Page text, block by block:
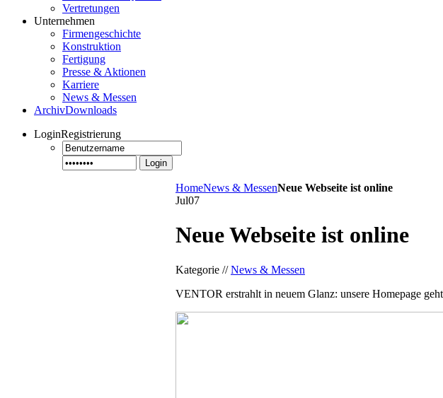
Vertretungen
Unternehmen
Firmengeschichte
Konstruktion
Fertigung
Presse & Aktionen
Karriere
News & Messen
ArchivDownloads
LoginRegistrierung
Login
HomeNews & MessenNeue Webseite ist online
Jul07
Neue Webseite ist online
Kategorie //News & Messen
VENTOR erstrahlt in neuem Glanz: unsere Homepage